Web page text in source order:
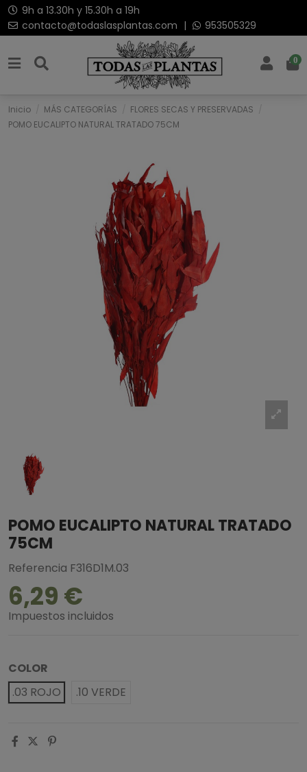
9h a 13.30h y 15.30h a 19h
contacto@todaslasplantas.com | 953505329
0
Inicio MÁS CATEGORÍAS
FLORES SECAS Y PRESERVADAS
POMO EUCALIPTO NATURAL TRATADO 75CM
POMO EUCALIPTO NATURAL TRATADO
75CM
Referencia F316D1M.03
6,29 €
Impuestos incluidos
COLOR
.03 ROJO
.10 VERDE